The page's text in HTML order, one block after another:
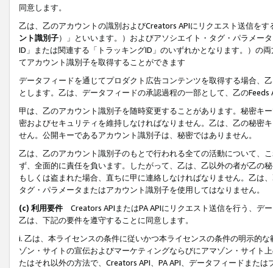
同意します。
乙は、乙のアカウントの識別およびCreators APIにリクエスト送信を
ント識別子）」といいます。）およびアソシエイト・タグ・パラメー
ID」または関連する「トラッキングID」のいずれかとなります。）の
てアカウント識別子を取得することができます
データフィードを通じてプロダクト広告コンテンツを取得する場合、
とします。乙は、データフィードの承認過程の一部として、乙の
甲は、乙のアカウント識別子を随時変更することがあります。秘密キ
密およびセキュリティを維持しなければなりません。乙は、乙の秘密
せん。公開キーであるアカウント識別子は、秘密ではありません。
乙は、乙のアカウント識別子のもとで行われる全ての活動について、
ず、全面的に責任を負います。したがって、乙は、乙以外の者が乙の
もしくは盗まれた場合、直ちに甲に連絡しなければなりません。乙は
タグ・パラメータまたはアカウント識別子を使用してはなりません。
(c) 利用要件 Creators APIまたはPA APIにリクエスト送信を行う、デ
乙は、下記の要件を遵守することに同意します。
i. 乙は、本ライセンスの条件に従いかつ本ライセンスの条件の明示的
ゾン・サイトの宣伝およびマーケティングならびにアマゾン・サイト
たはそれ以外の方法で、Creators API、PA API、データフィードまた